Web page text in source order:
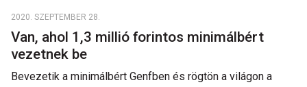
2020. SZEPTEMBER 28.
Van, ahol 1,3 millió forintos minimálbért
vezetnek be
Bevezetik a minimálbért Genfben és rögtön a világon a